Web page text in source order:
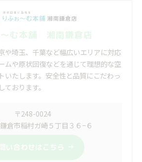
～む本舗 湘南鎌倉店
や埼玉、千葉など幅広いエリアに対応
ムや原状回復などを通じて理想的な空
いたします。安全性と品質にこだわっ
おります。
〒248-0024
倉市稲村ガ崎５丁目３６−６
い合わせはこちら